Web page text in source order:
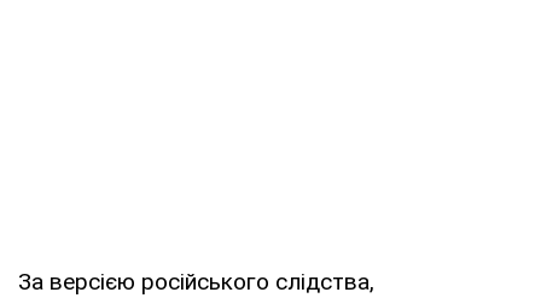
За версією російського слідства,